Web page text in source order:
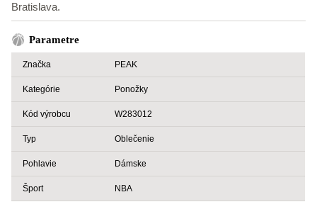
Bratislava.
Parametre
Značka PEAK
Kategórie Ponožky
Kód výrobcu W283012
Typ Oblečenie
Pohlavie Dámske
Šport NBA